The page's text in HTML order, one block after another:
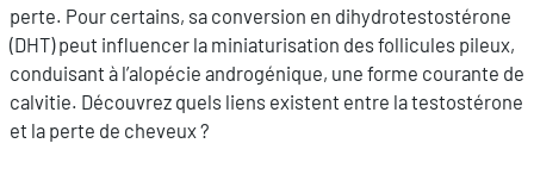
perte. Pour certains, sa conversion en dihydrotestostérone
(DHT) peut influencer la miniaturisation des follicules pileux,
conduisant à l’alopécie androgénique, une forme courante de
calvitie. Découvrez quels liens existent entre la testostérone
et la perte de cheveux ?